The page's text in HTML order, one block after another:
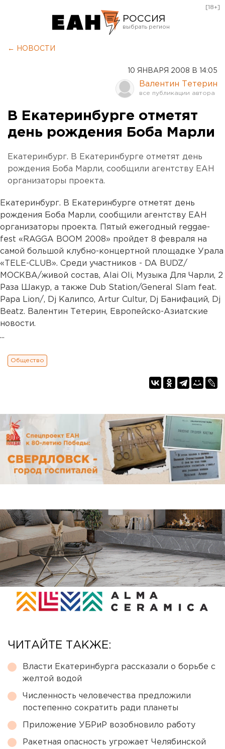
РОССИЯ
Курган
Оренбург
[18+]
← НОВОСТИ
10 ЯНВАРЯ 2008 В 14:05
Валентин Тетерин
В Екатеринбурге отметят
день рождения Боба Марли
Екатеринбург. В Екатеринбурге отметят день
рождения Боба Марли, сообщили агентству ЕАН
организаторы проекта.
Екатеринбург. В Екатеринбурге отметят день
рождения Боба Марли, сообщили агентству ЕАН
организаторы проекта. Пятый ежегодный rеggae-
fest «RAGGA BOOM 2008» пройдет 8 февраля на
самой большой клубно-концертной площадке Урала
«TELE-CLUB». Среди участников - DA BUDZ/
МОСКВА/живой состав, Alai Oli, Музыка Для Чарли, 2
Раза Шакур, а также Dub Station/General Slam feat.
Papa Lion/, Dj Калипсо, Artur Cultur, Dj Банифаций, Dj
Beatz. Валентин Тетерин, Европейско-Азиатские
новости.
...
Общество
ЧИТАЙТЕ ТАКЖЕ:
Власти Екатеринбурга рассказали о борьбе с
желтой водой
Численность человечества предложили
постепенно сократить ради планеты
Приложение УБРиР возобновило работу
Ракетная опасность угрожает Челябинской